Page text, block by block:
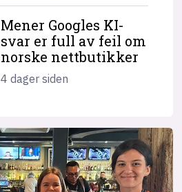
Mener Googles KI-
svar er full av feil om
norske nettbutikker
4 dager siden